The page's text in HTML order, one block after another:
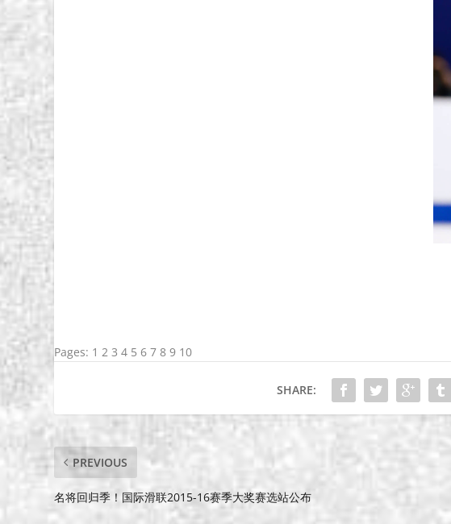
Pages: 1 2 3 4 5 6 7 8 9 10
SHARE:
PREVIOUS
名将回归季！国际滑联2015-16赛季大奖赛选站公布